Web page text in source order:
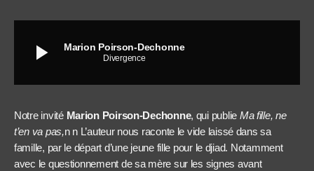
play_arrow Marion Poirson-Dechonne
Divergence
Notre invité Marion Poirson-Dechonne, qui publie Ma fille, ne
t’en va pas,n n L’auteur nous raconte le vide laissé dans sa
famille, par le départ d’une jeune fille pour le djiad. Notamment
avec le questionnement de sa mère sur les signes avant